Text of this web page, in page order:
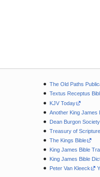
The Old Paths
Textus Receptus
KJV Today
Another King James
Dean Burgon Society
Treasury of
The Kings Bible
King James Bible
King James Bible
Peter Van Kleeck